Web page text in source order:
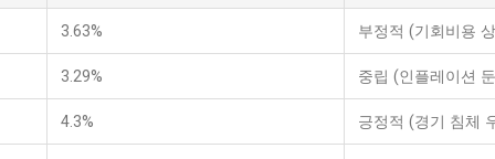
3.63% 부정적 (기회비용
3.29% 중립 (인플레이션
4.3% 긍정적 (경기 침체